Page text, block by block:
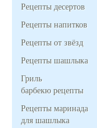
Рецепты десертов
Рецепты напитков
Рецепты от звёзд
Рецепты шашлыка
Гриль
барбекю рецепты
Рецепты маринада
для шашлыка